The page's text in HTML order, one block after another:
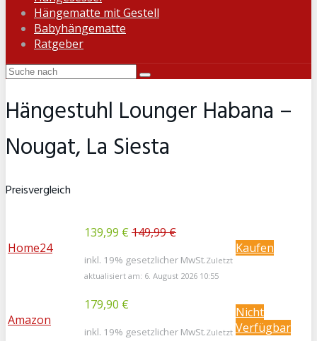
Hängematte mit Gestell
Babyhängematte
Ratgeber
Hängestuhl Lounger Habana –
Nougat, La Siesta
Preisvergleich
Home24
139,99 € 149,99 €
inkl. 19% gesetzlicher MwSt.Zuletzt
aktualisiert am: 6. August 2026 10:55
Kaufen
Amazon
179,90 €
inkl. 19% gesetzlicher MwSt.Zuletzt
Nicht
Verfügbar